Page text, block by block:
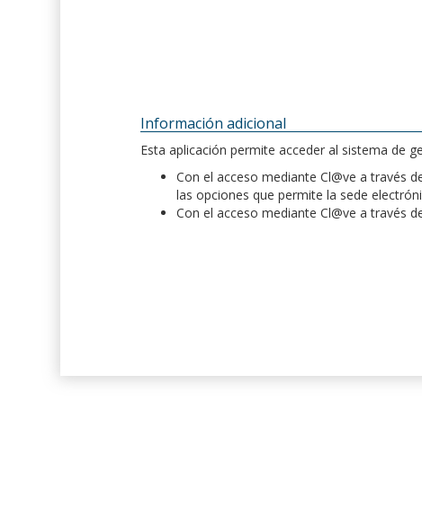
Información adicional
Esta aplicación permite acceder al sistema de
Con el acceso mediante Cl@ve a través
las opciones que permite la sede
Con el acceso mediante Cl@ve a través